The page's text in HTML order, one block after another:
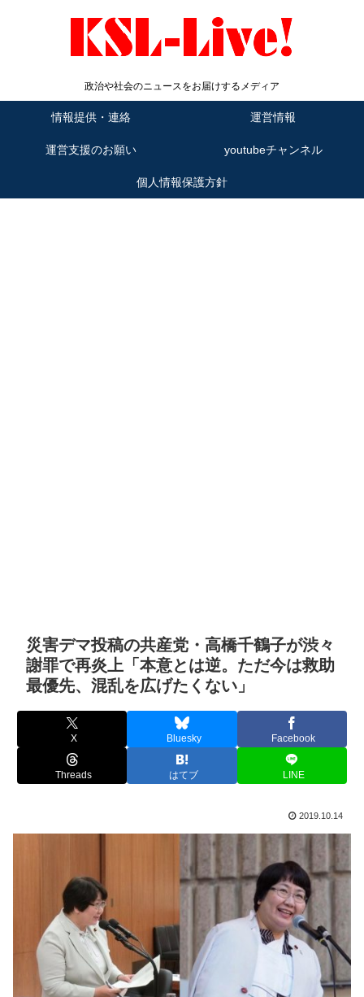
政治や社会のニュースをお届けするメディア
情報提供・連絡 運営情報
運営支援のお願い youtubeチャンネル
個人情報保護方針
災害デマ投稿の共産党・高橋千鶴子が渋々
謝罪で再炎上「本意とは逆。ただ今は救助
最優先、混乱を広げたくない」
X Bluesky Facebook
Threads はてブ LINE
2019.10.14